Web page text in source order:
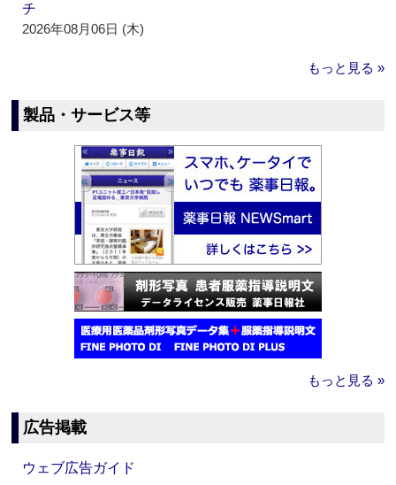
チ
2026年08月06日 (木)
もっと見る »
製品・サービス等
もっと見る »
広告掲載
ウェブ広告ガイド